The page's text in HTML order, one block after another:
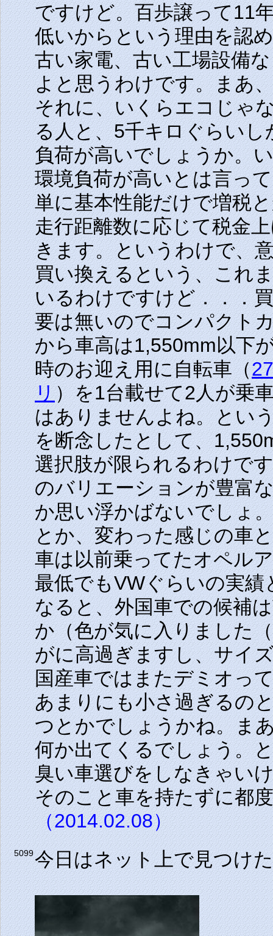
ですけど。百歩譲って11
低いからという理由を認
古い家電、古い工場設備
よと思うわけです。まあ
それに、いくらエコじゃ
る人と、5千キロぐらい
負荷が高いでしょうか。
環境負荷が高いとは言っ
単に基本性能だけで増税
走行距離数に応じて税金
きます。というわけで、
買い換えるという、これ
いるわけですけど．．．
要は無いのでコンパクト
から車高は1,550mm以下
時のお迎え用に自転車（
リ）を1台載せて2人が乗
はありませんよね。とい
を断念したとして、
選択肢が限られるわけで
のバリエーションが豊富
か思い浮かばないでしょ
とか、変わった感じの車
車は以前乗ってたオペル
最低でもVWぐらいの実
なると、外国車での候補
か（色が気に入りました
がに高過ぎますし、サイ
国産車ではまたデミオっ
あまりにも小さ過ぎるの
つとかでしょうかね。ま
何か出てくるでしょう。
臭い車選びをしなきゃい
そのこと車を持たずに都
（2014.02.08）
5099今日はネット上で見つけ